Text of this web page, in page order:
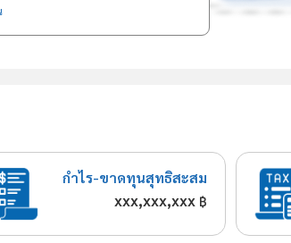
กำไร-ขาดทุนสุทธิสะสม
xxx,xxx,xxx ฿